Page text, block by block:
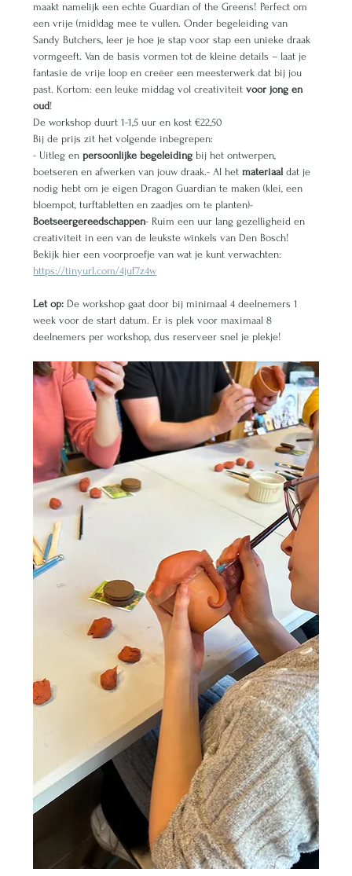
maakt namelijk een echte Guardian of the Greens! Perfect om
een vrije (mid)dag mee te vullen. Onder begeleiding van
Sandy Butchers, leer je hoe je stap voor stap een unieke draak
vormgeeft. Van de basis vormen tot de kleine details – laat je
fantasie de vrije loop en creëer een meesterwerk dat bij jou
past. Kortom: een leuke middag vol creativiteit voor jong en
oud!
De workshop duurt 1-1,5 uur en kost €22,50
Bij de prijs zit het volgende inbegrepen:
- Uitleg en persoonlijke begeleiding bij het ontwerpen,
boetseren en afwerken van jouw draak.- Al het materiaal dat je
nodig hebt om je eigen Dragon Guardian te maken (klei, een
bloempot, turftabletten en zaadjes om te planten)-
Boetseergereedschappen- Ruim een uur lang gezelligheid en
creativiteit in een van de leukste winkels van Den Bosch!
Bekijk hier een voorproefje van wat je kunt verwachten:
https://tinyurl.com/4juf7z4w
Let op: De workshop gaat door bij minimaal 4 deelnemers 1
week voor de start datum. Er is plek voor maximaal 8
deelnemers per workshop, dus reserveer snel je plekje!